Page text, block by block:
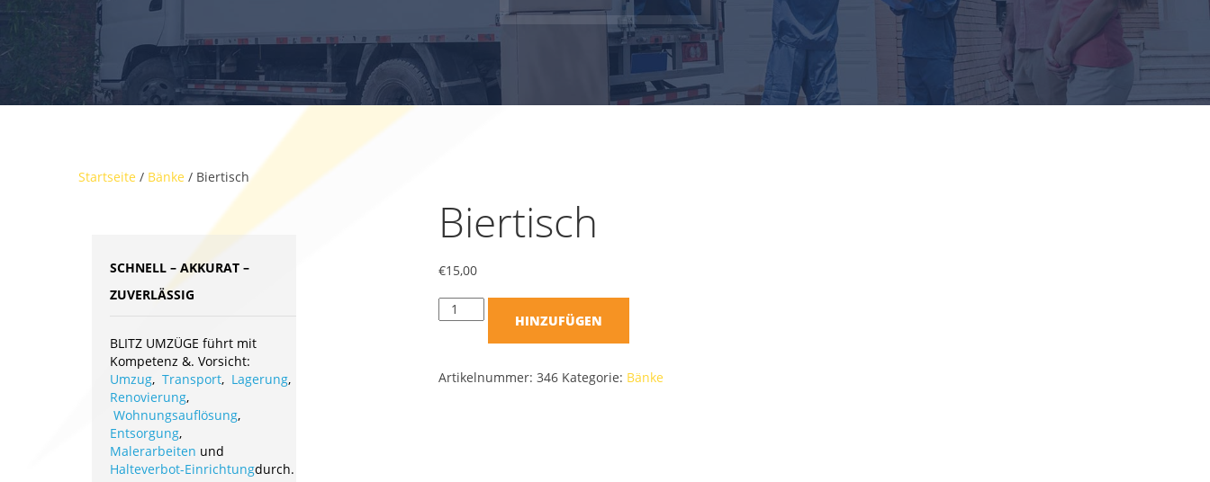
Startseite / Bänke / Biertisch
Biertisch
€15,00
HINZUFÜGEN
Artikelnummer:346 Kategorie: Bänke
SCHNELL – AKKURAT –
ZUVERLÄSSIG
BLITZ UMZÜGE führt mit
Kompetenz &. Vorsicht:
Umzug, Transport, Lagerung,
Renovierung,
Wohnungsauflösung,
Entsorgung,
Malerarbeiten und
Halteverbot-Einrichtungdurch.